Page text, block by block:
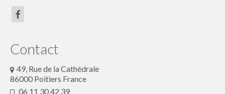
Contact
49, Rue de la Cathédrale
86000 Poitiers France
06 11 30 42 39